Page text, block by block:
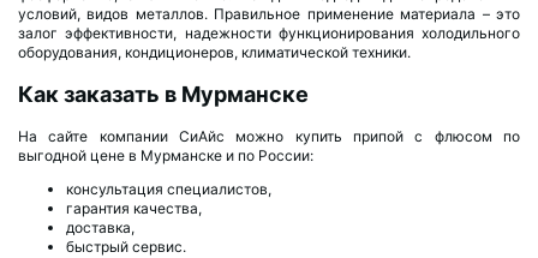
условий, видов металлов. Правильное применение материала – это
залог эффективности, надежности функционирования холодильного
оборудования, кондиционеров, климатической техники.
Как заказать в Мурманске
На сайте компании СиАйс можно купить припой с флюсом по
выгодной цене в Мурманске и по России:
консультация специалистов,
гарантия качества,
доставка,
быстрый сервис.